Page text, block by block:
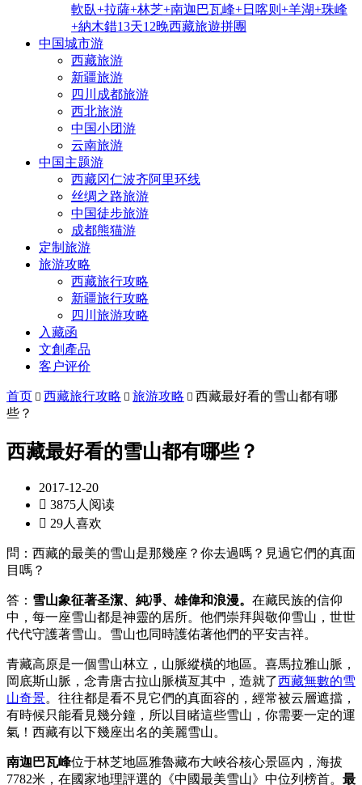
軟臥+拉薩+林芝+南迦巴瓦峰+日喀则+羊湖+珠峰
+納木錯13天12晚西藏旅遊拼團
中国城市游
西藏旅游
新疆旅游
四川成都旅游
西北旅游
中国小团游
云南旅游
中国主题游
西藏冈仁波齐阿里环线
丝绸之路旅游
中国徒步旅游
成都熊猫游
定制旅游
旅游攻略
西藏旅行攻略
新疆旅行攻略
四川旅游攻略
入藏函
文創產品
客户评价
首页  西藏旅行攻略  旅游攻略  西藏最好看的雪山都有哪
些？
西藏最好看的雪山都有哪些？
2017-12-20
 3875人阅读
 29人喜欢
問：西藏的最美的雪山是那幾座？你去過嗎？見過它們的真面
目嗎？
答： 雪山象征著圣潔、純凈、雄偉和浪漫。 在藏民族的信仰
中，每一座雪山都是神靈的居所。他們崇拜與敬仰雪山，世世
代代守護著雪山。雪山也同時護佑著他們的平安吉祥。
青藏高原是一個雪山林立，山脈縱橫的地區。喜馬拉雅山脈，
岡底斯山脈，念青唐古拉山脈橫亙其中，造就了西藏無數的雪
山奇景。往往都是看不見它們的真面容的，經常被云層遮擋，
有時候只能看見幾分鐘，所以目睹這些雪山，你需要一定的運
氣！西藏有以下幾座出名的美麗雪山。
南迦巴瓦峰位于林芝地區雅魯藏布大峽谷核心景區內，海拔
7782米，在國家地理評選的《中國最美雪山》中位列榜首。 最